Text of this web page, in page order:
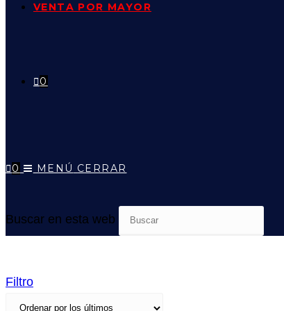
VENTA POR MAYOR
0
0 MENÚ CERRAR
Buscar en esta web
Filtro